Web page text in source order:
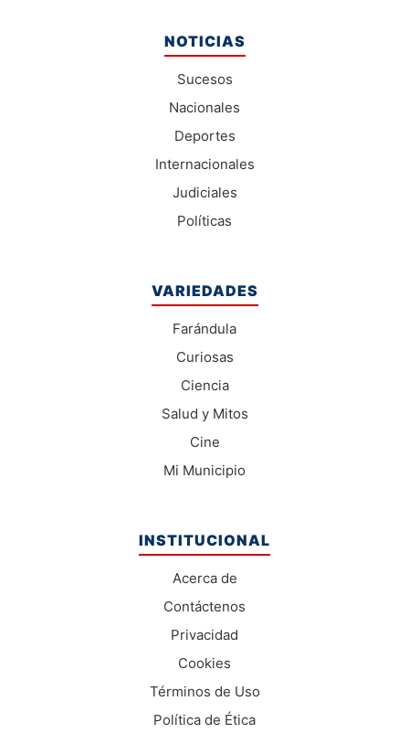
NOTICIAS
Sucesos
Nacionales
Deportes
Internacionales
Judiciales
Políticas
VARIEDADES
Farándula
Curiosas
Ciencia
Salud y Mitos
Cine
Mi Municipio
INSTITUCIONAL
Acerca de
Contáctenos
Privacidad
Cookies
Términos de Uso
Política de Ética